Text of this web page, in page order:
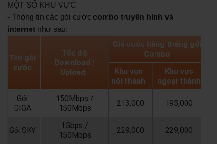
MỘT SỐ KHU VỰC
- Thông tin các gói cước combo truyền hình và
internet như sau:
Tên gói
cước
Tốc độ
Download /
Upload
Giá cước hàng tháng gói
Combo
Khu vực
nội thành
Khu vực
ngoại thành
Gói
GIGA
150Mbps /
150Mbps
213,000 195,000
Gói SKY
1Gbps /
150Mbps
229,000 229,000